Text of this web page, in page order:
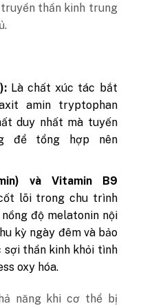
thần kinh trung
Là chất xúc tác bắt
amin tryptophan
duy nhất mà tuyến
để tổng hợp nên
và Vitamin B9
lõi trong chu trình
độ melatonin nội
kỳ ngày đêm và bảo
sợi thần kinh khỏi tình
oxy hóa.
năng khi cơ thể bị